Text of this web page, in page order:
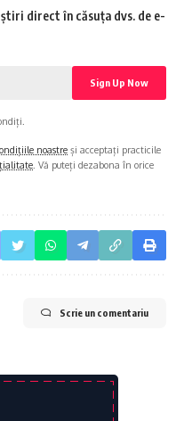
direct în căsuța dvs. de e-
noastre și acceptați practicile
. Vă puteți dezabona în orice
Scrie un comentariu